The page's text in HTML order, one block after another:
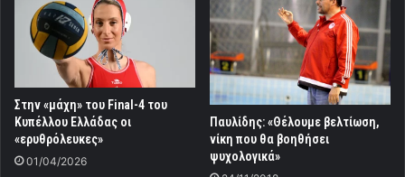
Στην «μάχη» του Final-4 του
Κυπέλλου Ελλάδας οι
«ερυθρόλευκες»
01/04/2026
Παυλίδης: «Θέλουμε βελτίωση,
νίκη που θα βοηθήσει
ψυχολογικά»